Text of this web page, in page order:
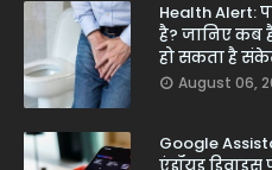
Health Alert:
है? जानिए कब
हो सकता है
August 06,
Google